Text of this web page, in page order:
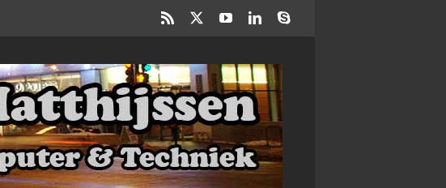
Rss YouTubeLinkedInSkype